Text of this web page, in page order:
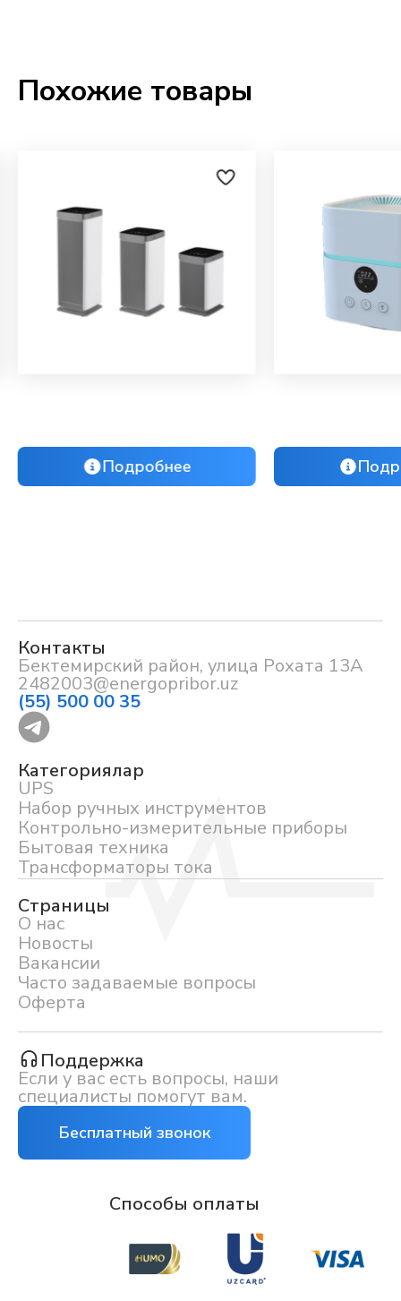
Похожие товары
Подробнее
Контакты
Бектемирский район, улица Рохата 13А
2482003@energopribor.uz
(55) 500 00 35
Категориялар
UPS
Набор ручных инструментов
Контрольно-измерительные приборы
Бытовая техника
Трансформаторы тока
Страницы
О нас
Новосты
Вакансии
Часто задаваемые вопросы
Оферта
Поддержка
Если у вас есть вопросы, наши
специалисты помогут вам.
Бесплатный звонок
Способы оплаты